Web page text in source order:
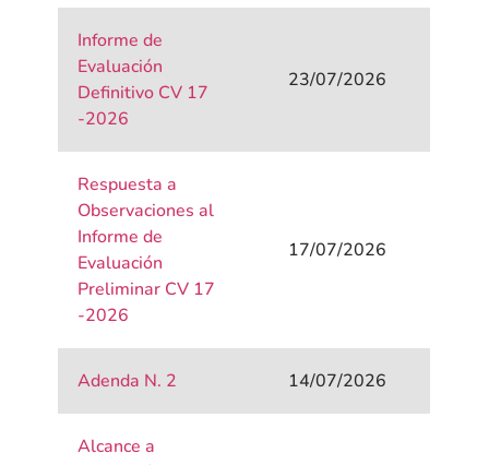
Informe de
Evaluación
Definitivo CV 17
-2026
23/07/2026
Respuesta a
Observaciones al
Informe de
Evaluación
Preliminar CV 17
-2026
17/07/2026
Adenda N. 2 14/07/2026
Alcance a